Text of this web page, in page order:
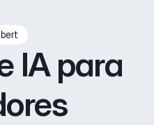
IA para